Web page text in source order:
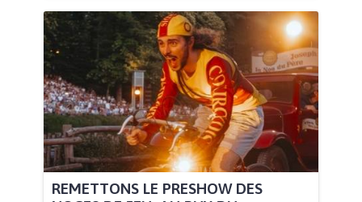
REMETTONS LE PRESHOW DES